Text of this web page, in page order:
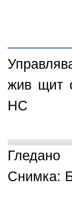
жив щит
НС
Снимка: